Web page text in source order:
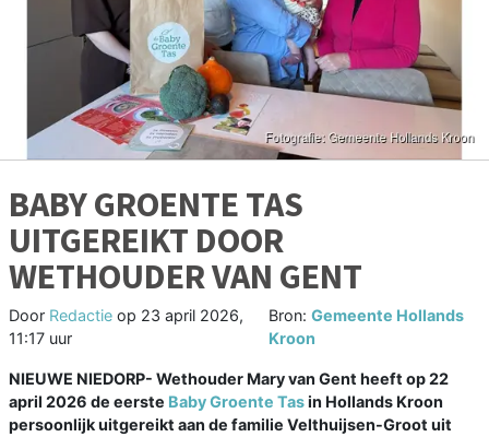
BABY GROENTE TAS
UITGEREIKT DOOR
WETHOUDER VAN GENT
Door Redactie op 23 april 2026,
11:17 uur
Bron:Gemeente Hollands
Kroon
NIEUWE NIEDORP- Wethouder Mary van Gent heeft op 22
april 2026 de eerste Baby Groente Tasin Hollands Kroon
persoonlijk uitgereikt aan de familie Velthuijsen-Groot uit